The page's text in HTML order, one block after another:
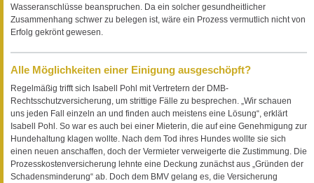
Wasseranschlüsse beanspruchen. Da ein solcher gesundheitlicher
Zusammenhang schwer zu belegen ist, wäre ein Prozess vermutlich nicht von
Erfolg gekrönt gewesen.
Alle Möglichkeiten einer Einigung ausgeschöpft?
Regelmäßig trifft sich Isabell Pohl mit Vertretern der DMB-
Rechtsschutzversicherung, um strittige Fälle zu besprechen. „Wir schauen
uns jeden Fall einzeln an und finden auch meistens eine Lösung“, erklärt
Isabell Pohl. So war es auch bei einer Mieterin, die auf eine Genehmigung zur
Hundehaltung klagen wollte. Nach dem Tod ihres Hundes wollte sie sich
einen neuen anschaffen, doch der Vermieter verweigerte die Zustimmung. Die
Prozesskostenversicherung lehnte eine Deckung zunächst aus „Gründen der
Schadensminderung“ ab. Doch dem BMV gelang es, die Versicherung